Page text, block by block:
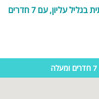
כל מה שרציתם לדעת על וילה יוקרתית בגליל עליון, עם 7 חדרים